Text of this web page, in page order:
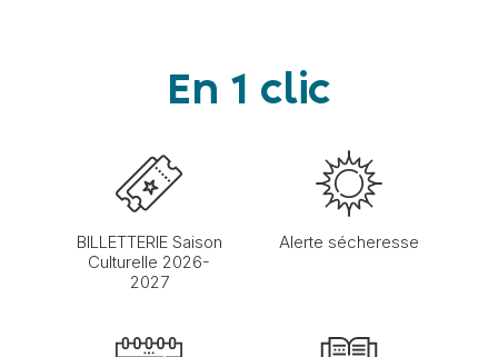
En 1 clic
BILLETTERIE Saison
Culturelle 2026-
2027
Alerte sécheresse